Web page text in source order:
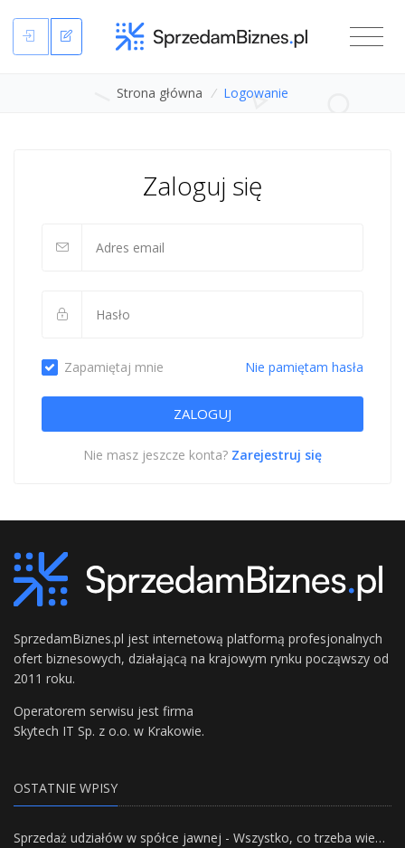
Strona główna / Logowanie
Zaloguj się
Zapamiętaj mnie Nie pamiętam hasła
Nie masz jeszcze konta? Zarejestruj się
SprzedamBiznes.pl jest internetową platformą profesjonalnych
ofert biznesowych, działającą na krajowym rynku począwszy od
2011 roku.
Operatorem serwisu jest firma
Skytech IT Sp. z o.o. w Krakowie.
OSTATNIE WPISY
Sprzedaż udziałów w spółce jawnej - Wszystko, co trzeba wiedzieć.